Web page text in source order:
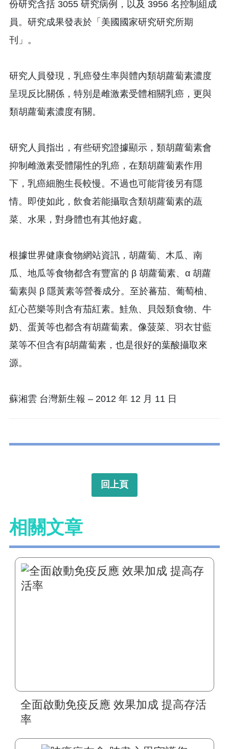
份研究含括 3055 研究病例，以及 3956 名控制組成
員。研究成果發表於「美國國家研究研究所期
刊」。
研究人員發現，乳癌發生率與體內類胡蘿蔔素濃度
呈現反比關係，特別是雌激素受體相關乳癌，更與
類胡蘿蔔素濃度有關。
研究人員指出，有些研究證據顯示，類胡蘿蔔素會
抑制雌激素受體陽性的乳癌，在類胡蘿蔔素作用
下，乳癌細胞生長較慢。不過也可能背後另有隱
情。即使如此，飲食若能攝取含類胡蘿蔔素的蔬
菜、水果，對身體也有其他好處。
根據世界健康食物網站資訊，胡蘿蔔、木瓜、南
瓜、地瓜等食物都含有豐富的 β 胡蘿蔔素、α 胡蘿
蔔素與 β 隱黃素等營養成分。至於蕃茄、葡萄柚、
紅心芭樂等則含有茄紅素。鮭魚、貝殼類食物、牛
奶、蛋黃等也都含有胡蘿蔔素。像菠菜、羽衣甘藍
菜等不但含有β胡蘿蔔素，也是很好的葉酸攝取來
源。
蘇湘雲 台灣新生報 – 2012 年 12 月 11 日
回上頁
相關文章
全面啟動免疫反應 效果加成 提高存活
率